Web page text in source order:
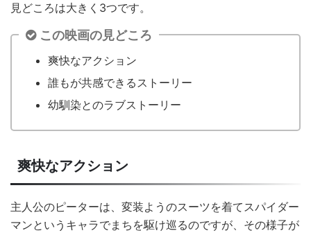
見どころは大きく3つです。
この映画の見どころ
爽快なアクション
誰もが共感できるストーリー
幼馴染とのラブストーリー
爽快なアクション
主人公のピーターは、変装ようのスーツを着てスパイダー
マンというキャラでまちを駆け巡るのですが、その様子が